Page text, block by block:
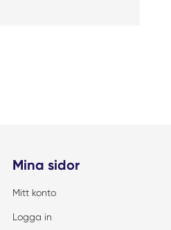
Mina sidor
Mitt konto
Logga in